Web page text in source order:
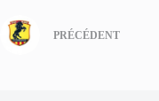
PRÉCÉDENT